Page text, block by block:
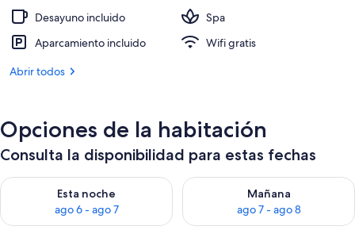
Una piscina al aire libre, sombrillas,
Desayuno incluido
Spa
Aparcamiento incluido
Wifi gratis
Abrir todos
Opciones de la habitación
Consulta la disponibilidad para estas fechas
Esta noche
ago 6 - ago 7
Consulta la disponibilidad para esta noche, ago 6 - ago 7
Mañana
ago 7 - ago 8
Consulta la disponibilidad